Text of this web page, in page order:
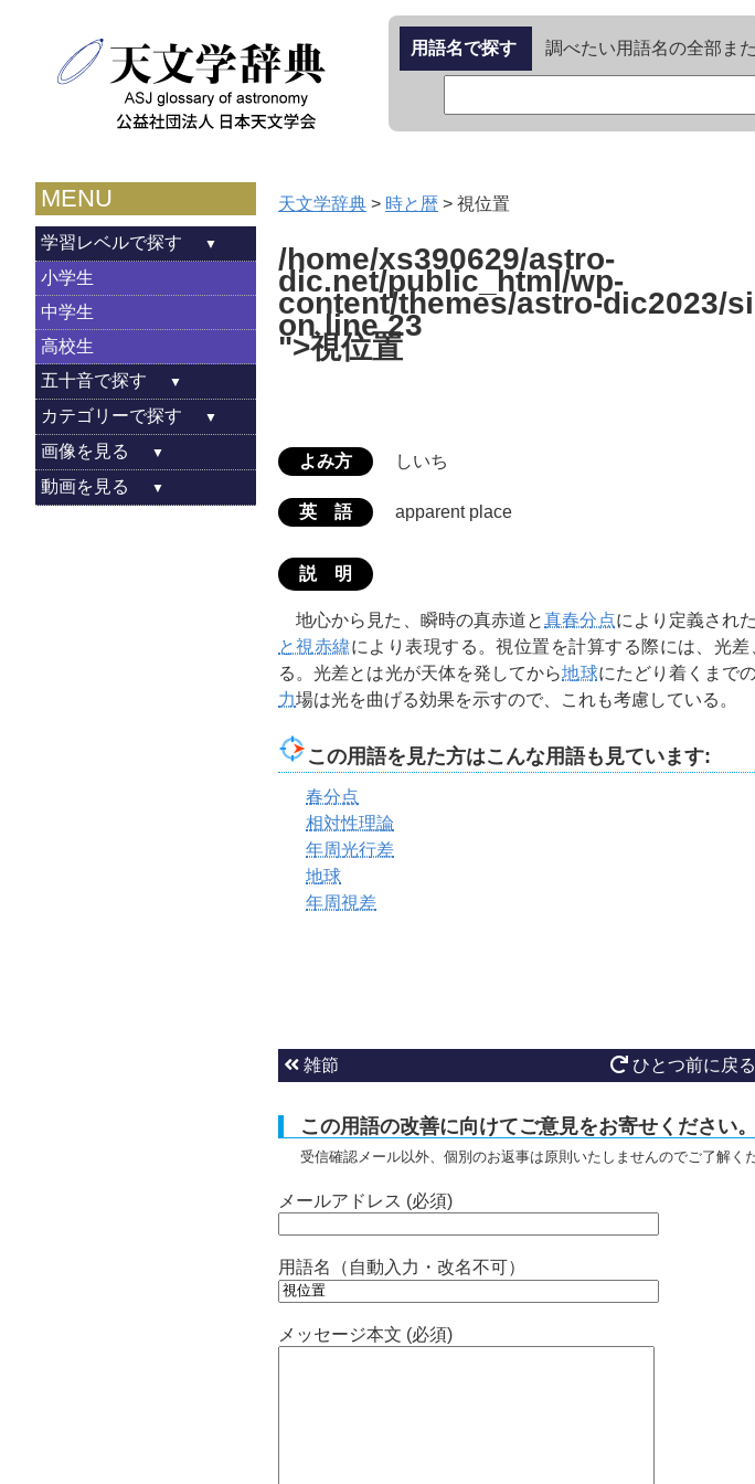
用語名で探す 調べたい用語名の全部ま
MENU
学習レベルで探す
小学生
中学生
高校生
五十音で探す
カテゴリーで探す
画像を見る
動画を見る
天文学辞典 > 時と暦 > 視位置
/home/xs390629/astro-
dic.net/public_html/wp-
content/themes/astro-dic2023/
on line23
">視位置
よみ方 しいち
英 語 apparent place
説 明
地心から見た、瞬時の真赤道と真春分点により定義され
と視赤緯により表現する。視位置を計算する際には、光差
る。光差とは光が天体を発してから地球にたどり着くまで
力場は光を曲げる効果を示すので、これも考慮している。
この用語を見た方はこんな用語も見ています:
春分点
相対性理論
年周光行差
地球
年周視差
雑節 ひとつ前に戻る
この用語の改善に向けてご意見をお寄せください。
受信確認メール以外、個別のお返事は原則いたしませんのでご了解く
メールアドレス (必須)
用語名（自動入力・改名不可）
メッセージ本文 (必須)